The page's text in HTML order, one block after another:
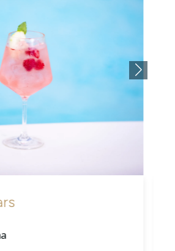
Bar
Lobby Superior